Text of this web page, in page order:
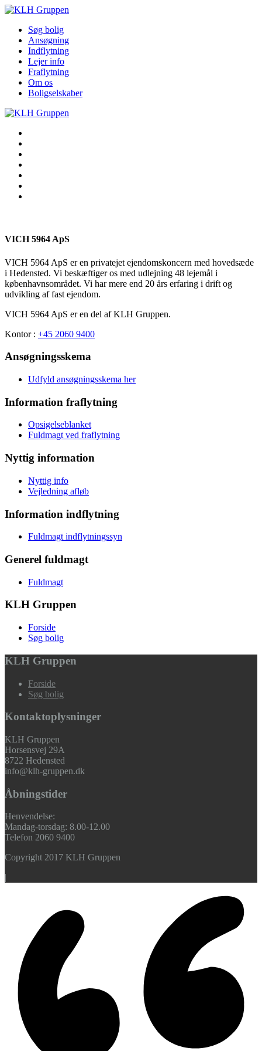
Søg bolig
Ansøgning
Indflytning
Lejer info
Fraflytning
Om os
Boligselskaber
VICH 5964 ApS
VICH 5964 ApS er en privatejet ejendomskoncern med hovedsæde
i Hedensted. Vi beskæftiger os med udlejning 48 lejemål i
københavnsområdet. Vi har mere end 20 års erfaring i drift og
udvikling af fast ejendom.
VICH 5964 ApS er en del af KLH Gruppen.
Kontor : +45 2060 9400
Ansøgningsskema
Udfyld ansøgningsskema her
Information fraflytning
Opsigelseblanket
Fuldmagt ved fraflytning
Nyttig information
Nyttig info
Vejledning afløb
Information indflytning
Fuldmagt indflytningssyn
Generel fuldmagt
Fuldmagt
KLH Gruppen
Forside
Søg bolig
KLH Gruppen
Forside
Søg bolig
Kontaktoplysninger
KLH Gruppen
Horsensvej 29A
8722 Hedensted
info@klh-gruppen.dk
Åbningstider
Henvendelse:
Mandag-torsdag: 8.00-12.00
Telefon 2060 9400
Copyright 2017 KLH Gruppen